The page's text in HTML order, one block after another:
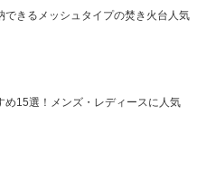
できるメッシュタイプの焚き火台人気
め15選！メンズ・レディースに人気